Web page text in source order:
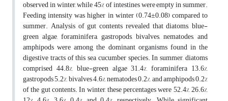
observed in winter, while 45% of intestines were empty in summer.
Feeding intensity was higher in winter (0.74±0.08) compared to
summer. Analysis of gut contents revealed that diatoms, blue-
green algae, foraminifera, gastropods, bivalves, nematodes, and
amphipods were among the dominant organisms found in the
digestive tracts of this sea cucumber species. In summer, diatoms
comprised 44.8%, blue-green algae 31.4%, foraminifera 13.6%,
gastropods 5.2%, bivalves 4.6%, nematodes 0.2%, and amphipods 0.2%
of the gut contents. In winter, these percentages were 52.4%, 26.6%,